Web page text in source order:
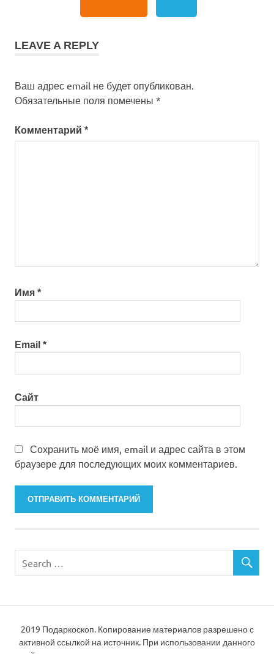
LEAVE A REPLY
Ваш адрес email не будет опубликован.
Обязательные поля помечены *
Комментарий *
Имя *
Email *
Сайт
Сохранить моё имя, email и адрес сайта в этом
браузере для последующих моих комментариев.
2019 Подаркоскоп. Копирование материалов разрешено с
активной ссылкой на источник. При использовании данного